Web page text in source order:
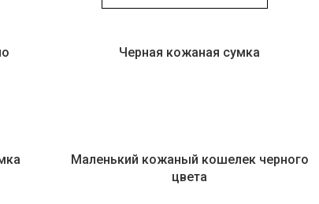
Черная кожаная сумка
Маленький кожаный кошелек черного
цвета